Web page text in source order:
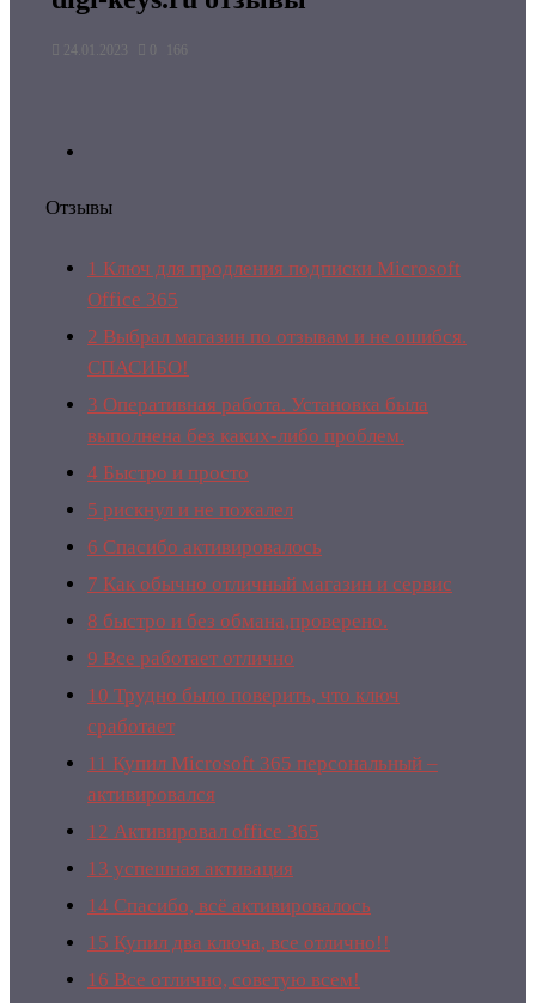
24.01.2023 0 166
Отзывы
1 Ключ для продления подписки Microsoft
Office 365
2 Выбрал магазин по отзывам и не ошибся.
СПАСИБО!
3 Оперативная работа. Установка была
выполнена без каких-либо проблем.
4 Быстро и просто
5 рискнул и не пожалел
6 Спасибо активировалось
7 Как обычно отличный магазин и сервис
8 быстро и без обмана,проверено.
9 Все работает отлично
10 Трудно было поверить, что ключ
сработает
11 Купил Microsoft 365 персональный –
активировался
12 Активировал office 365
13 успешная активация
14 Спасибо, всё активировалось
15 Купил два ключа, все отлично!!
16 Все отлично, советую всем!